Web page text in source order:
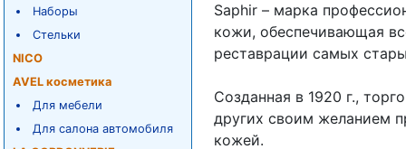
Наборы
Стельки
NICO
AVEL косметика
Для мебели
Для салона автомобиля
Saphir – марка
кожи, обеспечивающая
реставрации самых
Созданная в 1920 г.,
других своим желанием
кожей.